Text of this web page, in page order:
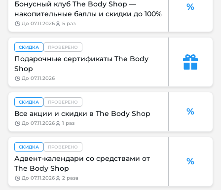
%
Бонусный клуб The Body Shop —
накопительные баллы и скидки до 100%
до 07.11.2026 5 раз
СКИДКА ПРОВЕРЕНО
Подарочные сертификаты The Body
Shop
до 07.11.2026
%
СКИДКА ПРОВЕРЕНО
Все акции и скидки в The Body Shop
до 07.11.2026 1 раз
%
СКИДКА ПРОВЕРЕНО
Адвент-календари со средствами от
The Body Shop
до 07.11.2026 2 раза